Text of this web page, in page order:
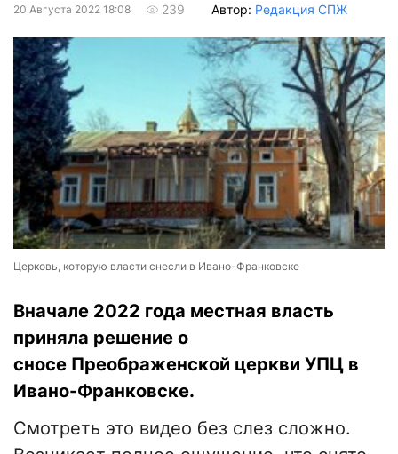
20 Августа 2022 18:08 239 Автор: Редакция СПЖ
Церковь, которую власти снесли в Ивано-Франковске
Вначале 2022 года местная власть
приняла решение о
сносе Преображенской церкви УПЦ в
Ивано-Франковске.
Смотреть это видео без слез сложно.